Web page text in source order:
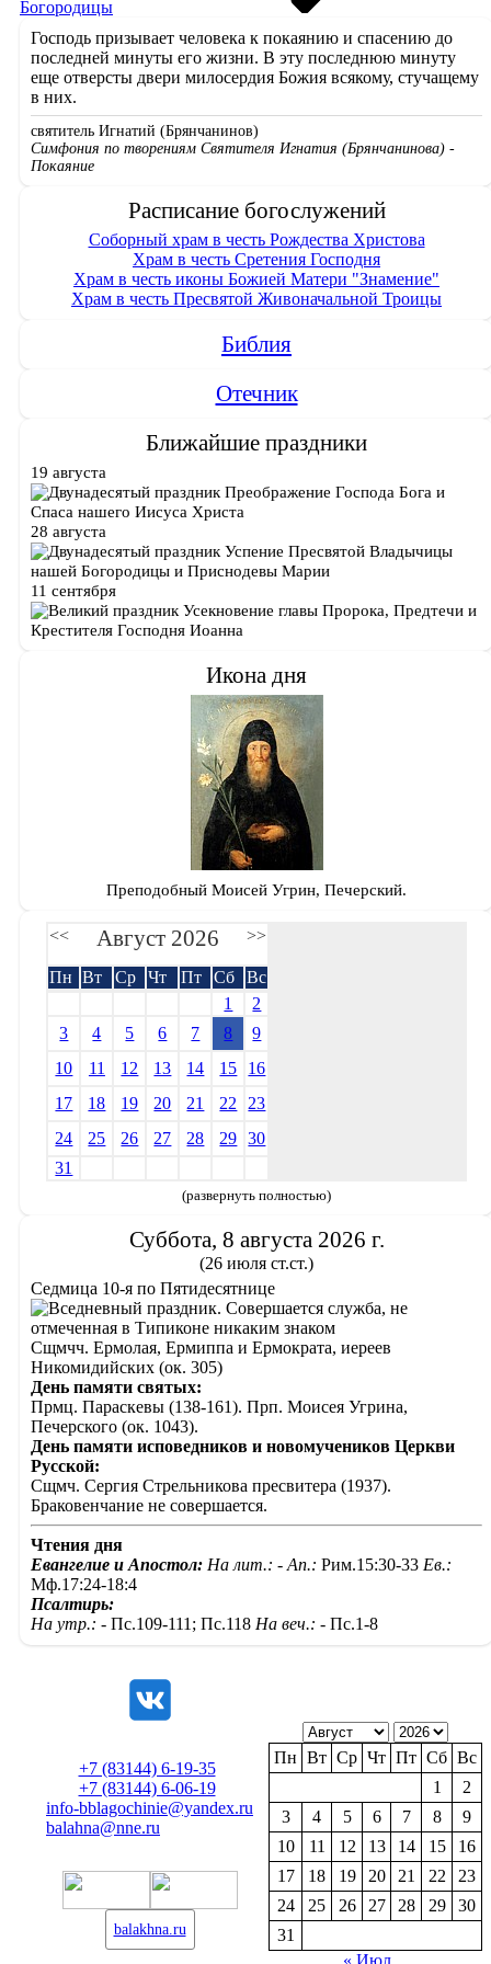
Богородицы
Господь призывает человека к покаянию и спасению до
последней минуты его жизни. В эту последнюю минуту
еще отверсты двери милосердия Божия всякому, стучащему
в них.
святитель Игнатий (Брянчанинов)
Симфония по творениям Святителя Игнатия (Брянчанинова) -
Покаяние
Расписание богослужений
Соборный храм в честь Рождества Христова
Храм в честь Сретения Господня
Храм в честь иконы Божией Матери "Знамение"
Храм в честь Пресвятой Живоначальной Троицы
Библия
Отечник
Ближайшие праздники
19 августа
Преображение Господа Бога и
Спаса нашего Иисуса Христа
28 августа
Успение Пресвятой Владычицы
нашей Богородицы и Приснодевы Марии
11 сентября
Усекновение главы Пророка, Предтечи и
Крестителя Господня Иоанна
Икона дня
Преподобный Моисей Угрин, Печерский.
<< Август 2026 >>
Пн Вт Ср Чт Пт Сб
Вс
1
2
3
4 5 6 7 8
9
10
11 12 13 14 15
16
17
18 19 20 21 22
23
24
25 26 27 28 29
30
31
(развернуть полностью)
Суббота, 8 августа 2026 г.
(26 июля ст.ст.)
Седмица 10-я по Пятидесятнице
Сщмчч. Ермолая, Ермиппа и Ермократа, иереев
Никомидийских (ок. 305)
День памяти святых:
Прмц. Параскевы (138-161). Прп. Моисея Угрина,
Печерского (ок. 1043).
День памяти исповедников и новомучеников Церкви
Русской:
Сщмч. Сергия Стрельникова пресвитера (1937).
Браковенчание не совершается.
Чтения дня
Евангелие и Апостол: На лит.: - Ап.: Рим.15:30-33 Ев.:
Мф.17:24-18:4
Псалтирь:
На утр.: - Пс.109-111; Пс.118 На веч.: - Пс.1-8
+7 (83144) 6-19-35
+7 (83144) 6-06-19
info-bblagochinie@yandex.ru
balahna@nne.ru
balakhna.ru
Пн Вт Ср Чт Пт Сб Вс
1
2
3
4 5 6 7 8
9
10
11 12 13 14 15
16
17
18 19 20 21 22
23
24
25 26 27 28 29
30
31